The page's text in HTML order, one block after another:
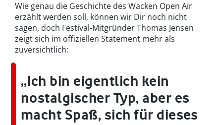
Wie genau die Geschichte des Wacken Open Air
erzählt werden soll, können wir Dir noch nicht
sagen, doch Festival-Mitgründer Thomas Jensen
zeigt sich im offiziellen Statement mehr als
zuversichtlich:
„Ich bin eigentlich kein
nostalgischer Typ, aber es
macht Spaß, sich für dieses